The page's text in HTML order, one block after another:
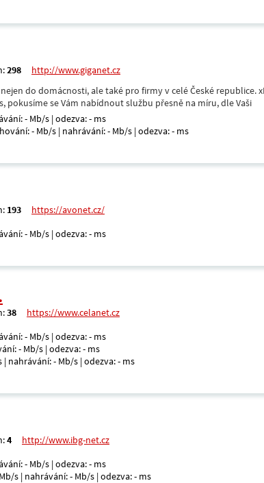
298
http://www.giganet.cz
do domácnosti, ale také pro firmy v celé České republice.
pokusíme se Vám nabídnout službu přesně na míru, dle Vaši
- Mb/s | odezva: - ms
- Mb/s | nahrávání: - Mb/s | odezva: - ms
193
https://avonet.cz/
- Mb/s | odezva: - ms
38
https://www.celanet.cz
- Mb/s | odezva: - ms
- Mb/s | odezva: - ms
| nahrávání: - Mb/s | odezva: - ms
4
http://www.ibg-net.cz
- Mb/s | odezva: - ms
s | nahrávání: - Mb/s | odezva: - ms